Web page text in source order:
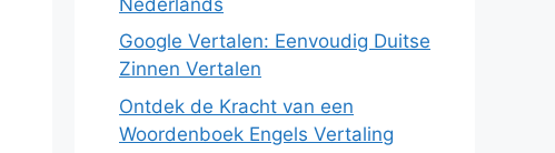
Google Vertalen: Eenvoudig Duitse
Zinnen Vertalen
Ontdek de Kracht van een
Woordenboek Engels Vertaling